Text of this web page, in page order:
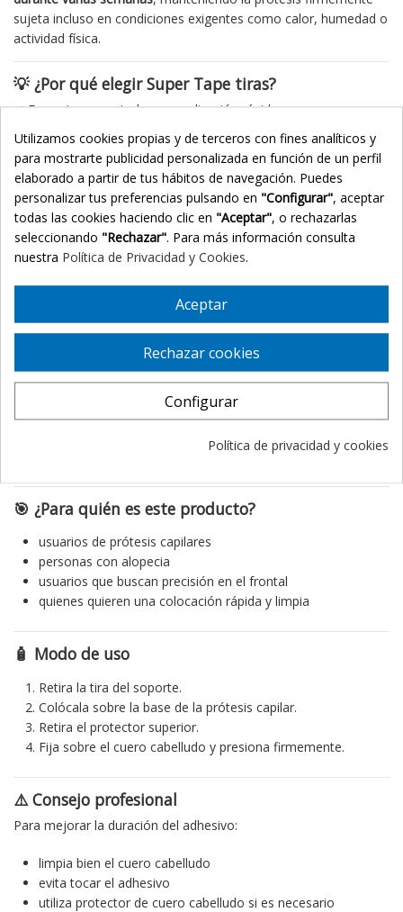
sujeta incluso en condiciones exigentes como calor, humedad o
actividad física.
💡 ¿Por qué elegir Super Tape tiras?
✔ Formato precortado para aplicación rápida
✔ Fijación fuerte de larga duración
✔ Adhesivo transparente y discreto
✔ Compatible con todo tipo de prótesis capilares
Este formato es especialmente recomendado para quienes
buscanprecisión, comodidad y acabado naturalsin
complicaciones.
📏 Características técnicas
Tipo: cinta adhesiva doble cara
Formato: tiras curvas precortadas
Fijación: fuerte
Duración: varias semanas
Acabado: transparente
Aplicación: frontal y contornos
🎯 ¿Para quién es este producto?
usuarios de prótesis capilares
personas con alopecia
usuarios que buscan precisión en el frontal
quienes quieren una colocación rápida y limpia
🧴 Modo de uso
Retira la tira del soporte.
Colócala sobre la base de la prótesis capilar.
Retira el protector superior.
Fija sobre el cuero cabelludo y presiona firmemente.
⚠️ Consejo profesional
Para mejorar la duración del adhesivo:
limpia bien el cuero cabelludo
evita tocar el adhesivo
utiliza protector de cuero cabelludo si es necesario
Utilizamos cookies propias y de terceros con fines analíticos y
para mostrarte publicidad personalizada en función de un perfil
elaborado a partir de tus hábitos de navegación. Puedes
personalizar tus preferencias pulsando en "Configurar", aceptar
todas las cookies haciendo clic en "Aceptar", o rechazarlas
seleccionando "Rechazar". Para más información consulta
nuestra Política de Privacidad y Cookies.
Aceptar
Rechazar cookies
Configurar
Política de privacidad y cookies